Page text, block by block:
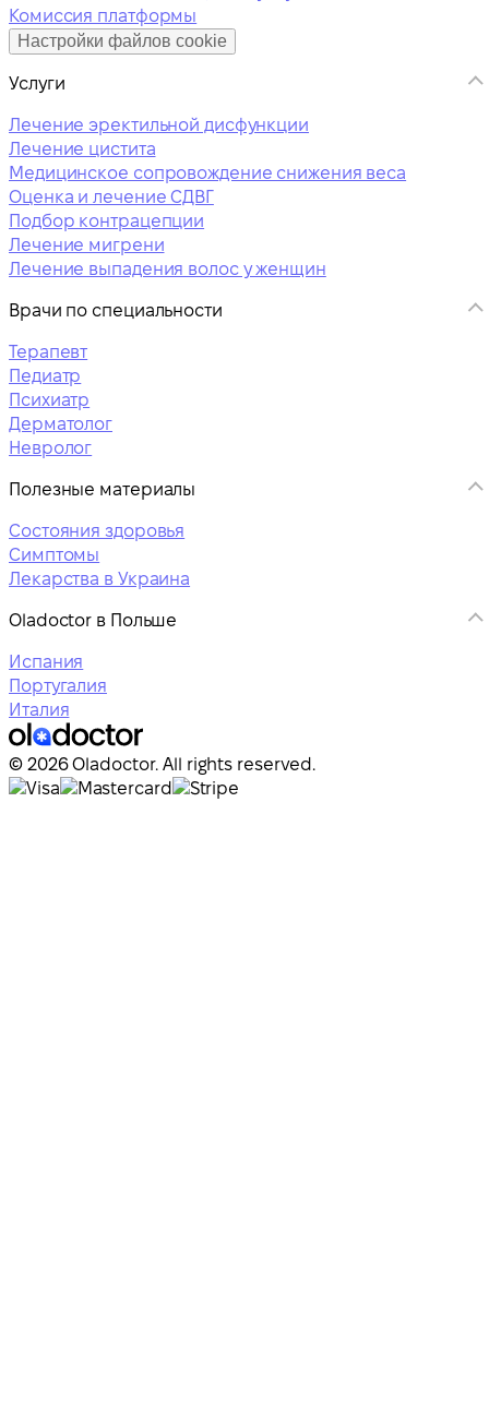
Комиссия платформы
Настройки файлов cookie
Услуги
Лечение эректильной дисфункции
Лечение цистита
Медицинское сопровождение снижения веса
Оценка и лечение СДВГ
Подбор контрацепции
Лечение мигрени
Лечение выпадения волос у женщин
Врачи по специальности
Терапевт
Педиатр
Психиатр
Дерматолог
Невролог
Полезные материалы
Состояния здоровья
Симптомы
Лекарства в Украина
Oladoctor в Польше
Испания
Португалия
Италия
© 2026 Oladoctor. All rights reserved.